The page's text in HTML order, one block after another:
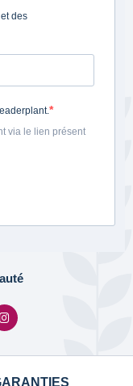
des
via le lien présent